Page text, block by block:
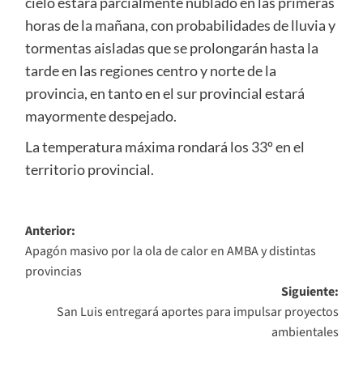
horas de la mañana, con probabilidades de lluvia y
tormentas aisladas que se prolongarán hasta la
tarde en las regiones centro y norte de la
provincia, en tanto en el sur provincial estará
mayormente despejado.
La temperatura máxima rondará los 33º en el
territorio provincial.
Navegación
de
entradas
Anterior:
Apagón masivo por la ola de calor en AMBA y distintas
provincias
Siguiente:
San Luis entregará aportes para impulsar proyectos
ambientales